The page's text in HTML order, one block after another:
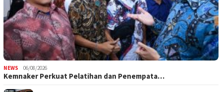
NEWS 06/08/2026
Kemnaker Perkuat Pelatihan dan Penempata…